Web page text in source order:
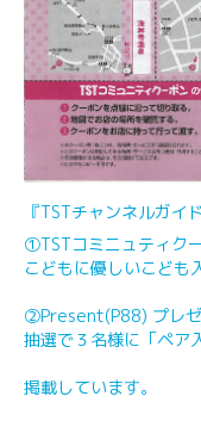
『TSTチャンネルガ
①TSTコミニュティク
こどもに優しいこども
②Present(P88) プレ
抽選で３名様に「ペア
掲載しています。